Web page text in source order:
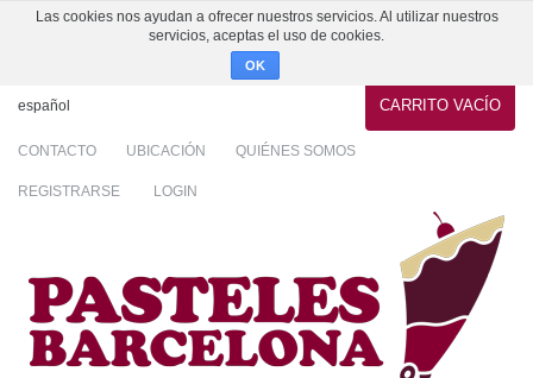
Las cookies nos ayudan a ofrecer nuestros servicios. Al utilizar nuestros
servicios, aceptas el uso de cookies.
OK
CARRITO VACÍO
español
CONTACTO UBICACIÓN QUIÉNES SOMOS
REGISTRARSE LOGIN